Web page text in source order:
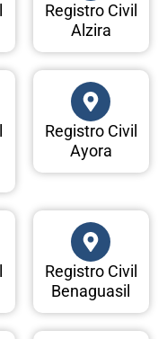
Registro Civil
Alzira
Registro Civil
Ayora
Registro Civil
Benaguasil